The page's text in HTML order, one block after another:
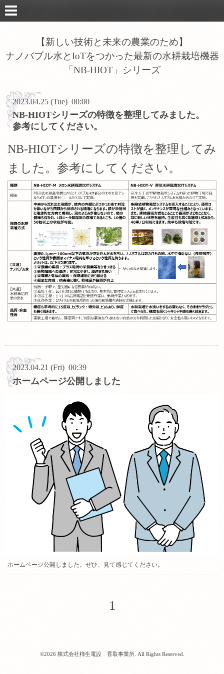
【新しい技術と未来の農業のため】
ナノバブル水とIoTをつかった最新の水耕栽培機器
「NB-HIOT」シリーズ
2023.04.25 (Tue) 00:00
NB-HIOTシリーズの特徴を整理してみました。
参考にしてください。
NB-HIOTシリーズの特徴を整理してみ
ました。参考にしてください。
2023.04.21 (Fri) 00:39
ホームページ公開しました
ホームページ公開しました。ぜひ、見て感じてください。
1
©2026 株式会社柿生電設 香取事業所. All Rights Reserved.